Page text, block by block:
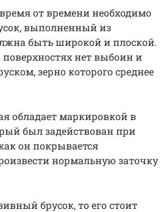
от времени необходимо
выполненный из
быть широкой и плоской.
нет выбоин и
зерно которого среднее
обладает маркировкой в
был задействован при
он покрывается
нормальную заточку
брусок, то его стоит